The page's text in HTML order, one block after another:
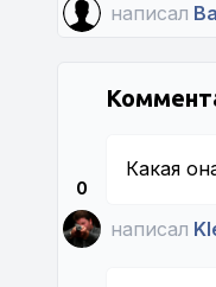
написал
0
Какая
написал